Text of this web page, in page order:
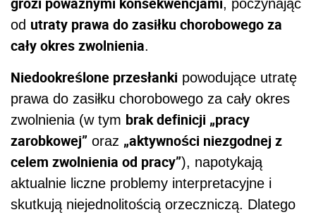
, poczynając
od utraty prawa do zasiłku chorobowego za
cały okres zwolnienia.
Niedookreślone przesłanki powodujące utratę
prawa do zasiłku chorobowego za cały okres
zwolnienia (w tym brak definicji „pracy
zarobkowej” oraz „aktywności niezgodnej z
celem zwolnienia od pracy”), napotykają
aktualnie liczne problemy interpretacyjne i
skutkują niejednolitością orzeczniczą. Dlatego